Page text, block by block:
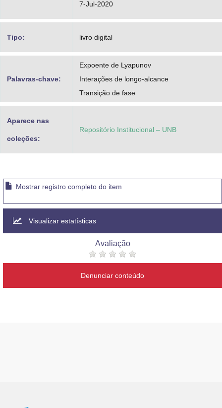
7-Jul-2020
Tipo: livro digital
Palavras-chave:
Expoente de Lyapunov
Interações de longo-alcance
Transição de fase
Aparece nas
coleções:
Repositório Institucional – UNB
Mostrar registro completo do item
Visualizar estatísticas
Avaliação
Denunciar conteúdo